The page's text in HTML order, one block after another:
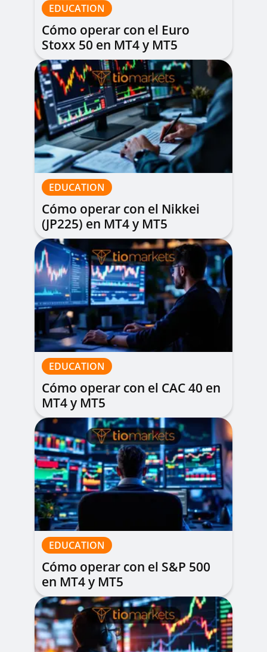
EDUCATION
Cómo operar con el Euro
Stoxx 50 en MT4 y MT5
EDUCATION
Cómo operar con el Nikkei
(JP225) en MT4 y MT5
EDUCATION
Cómo operar con el CAC 40 en
MT4 y MT5
EDUCATION
Cómo operar con el S&P 500
en MT4 y MT5